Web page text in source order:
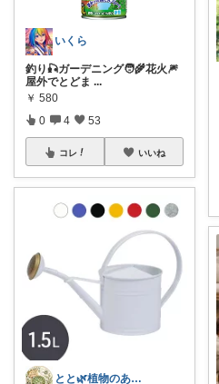
いくら
釣り🎣ガーデニング🧑‍🌾花火🎆
屋外でとどま ...
￥ 580
0 4 53
コレ いいね
とと🌿植物のある暮らし